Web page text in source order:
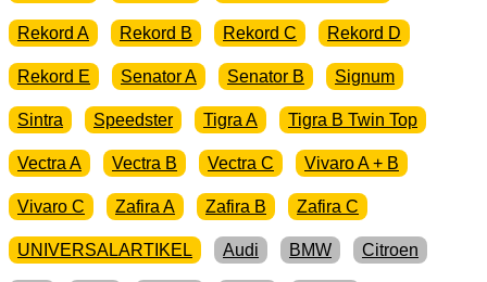
Rekord A Rekord B Rekord C Rekord D
Rekord E Senator A Senator B Signum
Sintra Speedster Tigra A Tigra B Twin Top
Vectra A Vectra B Vectra C Vivaro A + B
Vivaro C Zafira A Zafira B Zafira C
UNIVERSALARTIKEL Audi BMW Citroen